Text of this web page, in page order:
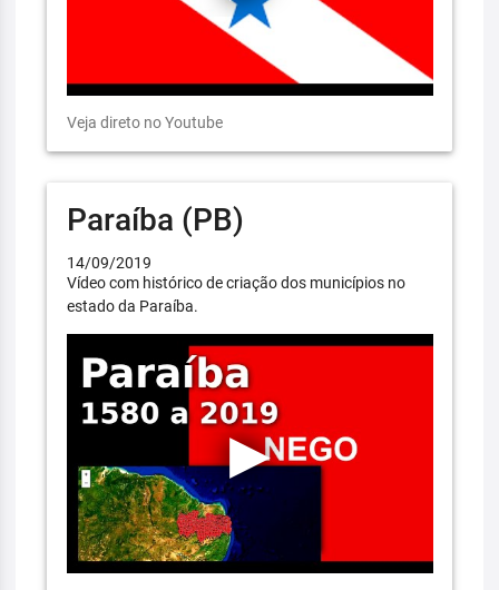
Veja direto no Youtube
Paraíba (PB)
14/09/2019
Vídeo com histórico de criação dos municípios no
estado da Paraíba.